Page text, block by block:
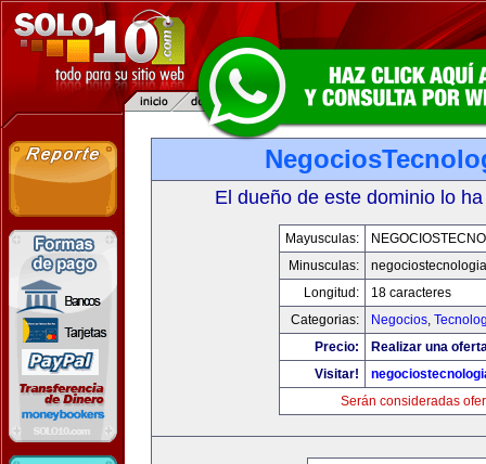
El dueño de este dominio lo
Mayusculas:
Minusculas:
Longitud:
18 caracteres
Categorias:
Negocios,
Precio:
Realizar una
Visitar!
Serán consideradas